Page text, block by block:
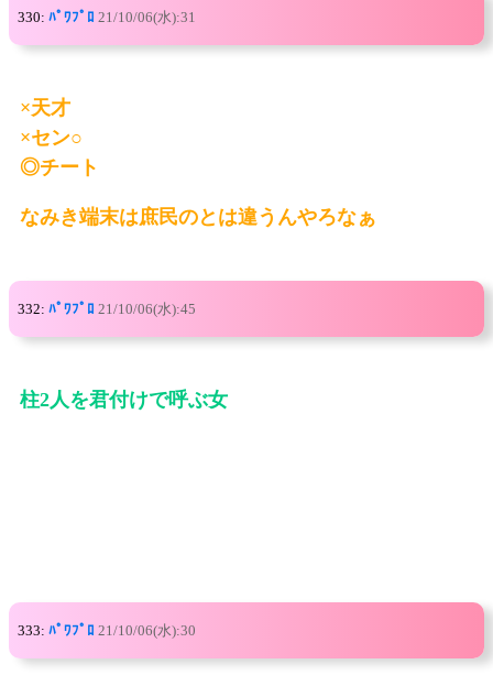
330: ﾊﾟﾜﾌﾟﾛ 21/10/06(水):31
×天才
×セン○
◎チート
なみき端末は庶民のとは違うんやろなぁ
332: ﾊﾟﾜﾌﾟﾛ 21/10/06(水):45
柱2人を君付けで呼ぶ女
333: ﾊﾟﾜﾌﾟﾛ 21/10/06(水):30